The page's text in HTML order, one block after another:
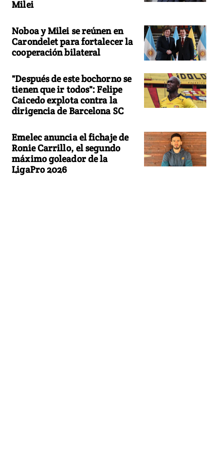
Milei
Noboa y Milei se reúnen en
Carondelet para fortalecer la
cooperación bilateral
"Después de este bochorno se
tienen que ir todos": Felipe
Caicedo explota contra la
dirigencia de Barcelona SC
Emelec anuncia el fichaje de
Ronie Carrillo, el segundo
máximo goleador de la
LigaPro 2026